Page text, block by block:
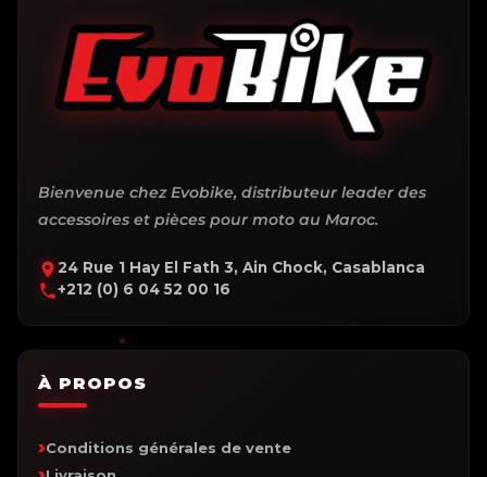
Bienvenue chez Evobike, distributeur leader des
accessoires et pièces pour moto au Maroc.
24 Rue 1 Hay El Fath 3, Ain Chock, Casablanca
+212 (0) 6 04 52 00 16
À PROPOS
Conditions générales de vente